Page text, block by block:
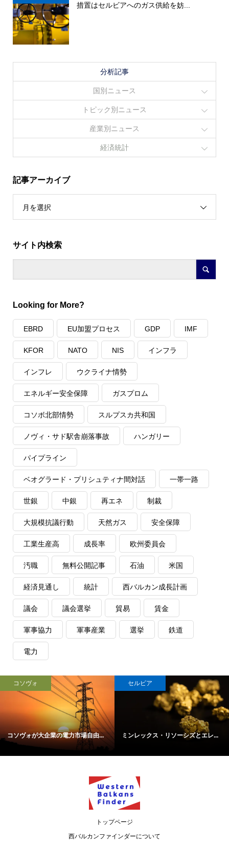
措置はセルビアへのガス供給を妨...
分析記事
国別ニュース
トピック別ニュース
産業別ニュース
経済統計
記事アーカイブ
月を選択
サイト内検索
Looking for More?
EBRD EU加盟プロセス GDP IMF
KFOR NATO NIS インフラ
インフレ ウクライナ情勢
エネルギー安全保障 ガスプロム
コソボ北部情勢 スルプスカ共和国
ノヴィ・サド駅舎崩落事故 ハンガリー
パイプライン
ベオグラード・プリシュティナ間対話 一帯一路
世銀 中銀 再エネ 制裁
大規模抗議行動 天然ガス 安全保障
工業生産高 成長率 欧州委員会
汚職 無料公開記事 石油 米国
経済見通し 統計 西バルカン成長計画
議会 議会選挙 貿易 賃金
軍事協力 軍事産業 選挙 鉄道
電力
コソヴォ
コソヴォが大企業の電力市場自由...
セルビア
ミンレックス・リソーシズとエレ...
トップページ
西バルカンファインダーについて